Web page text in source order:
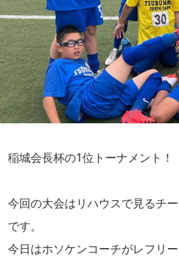
稲城会長杯の1位トーナメント！
今回の大会はリハウスで見るチ
です。
今日はホソケンコーチがレフリ